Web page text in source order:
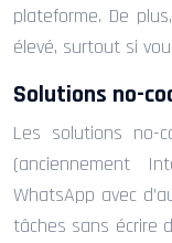
plateforme. De
élevé, surtout si
Solutions no-
Les solutions no-
(anciennement
WhatsApp avec
tâches sans écrire